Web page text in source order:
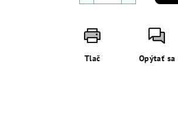
Tlač Opýtať sa